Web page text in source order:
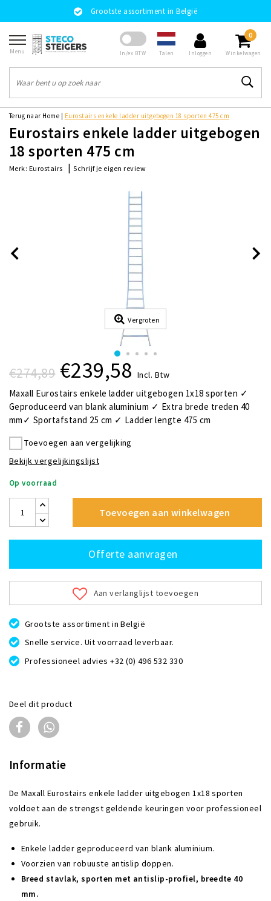
Grootste assortiment in België
Menu In/ex BTW Talen Inloggen
0
Winkelwagen
Terug naar Home Eurostairs enkele ladder uitgebogen 18 sporten 475 cm
Eurostairs enkele ladder uitgebogen
18 sporten 475 cm
Merk: Eurostairs |Schrijf je eigen review
Vergroten
€274,89 €239,58 Incl. Btw
Maxall Eurostairs enkele ladder uitgebogen 1x18 sporten ✓
Geproduceerd van blank aluminium ✓ Extra brede treden 40
mm✓ Sportafstand 25 cm ✓ Ladder lengte 475 cm
Toevoegen aan vergelijking
Bekijk vergelijkingslijst
Op voorraad
Toevoegen aan winkelwagen
Offerte aanvragen
Aan verlanglijst toevoegen
Grootste assortiment in België
Snelle service. Uit voorraad leverbaar.
Professioneel advies +32 (0) 496 532 330
Deel dit product
Informatie
De Maxall Eurostairs enkele ladder uitgebogen 1x18 sporten
voldoet aan de strengst geldende keuringen voor professioneel
gebruik.
Enkele ladder geproduceerd van blank aluminium.
Voorzien van robuuste antislip doppen.
Breed stavlak, sporten met antislip-profiel, breedte 40
mm.